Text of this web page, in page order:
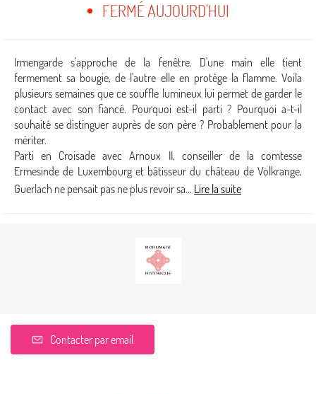
FERMÉ AUJOURD'HUI
Irmengarde s'approche de la fenêtre. D'une main elle tient
fermement sa bougie, de l'autre elle en protège la flamme. Voila
plusieurs semaines que ce souffle lumineux lui permet de garder le
contact avec son fiancé. Pourquoi est-il parti ? Pourquoi a-t-il
souhaité se distinguer auprès de son père ? Probablement pour la
mériter.
Parti en Croisade avec Arnoux II, conseiller de la comtesse
Ermesinde de Luxembourg et bâtisseur du château de Volkrange,
Guerlach ne pensait pas ne plus revoir sa... Lire la suite
Contacter par email